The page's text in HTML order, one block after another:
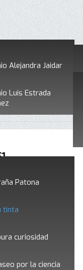
Alejandra Jaidar
Luis Estrada
Patona
tinta
curiosidad
por la ciencia
•